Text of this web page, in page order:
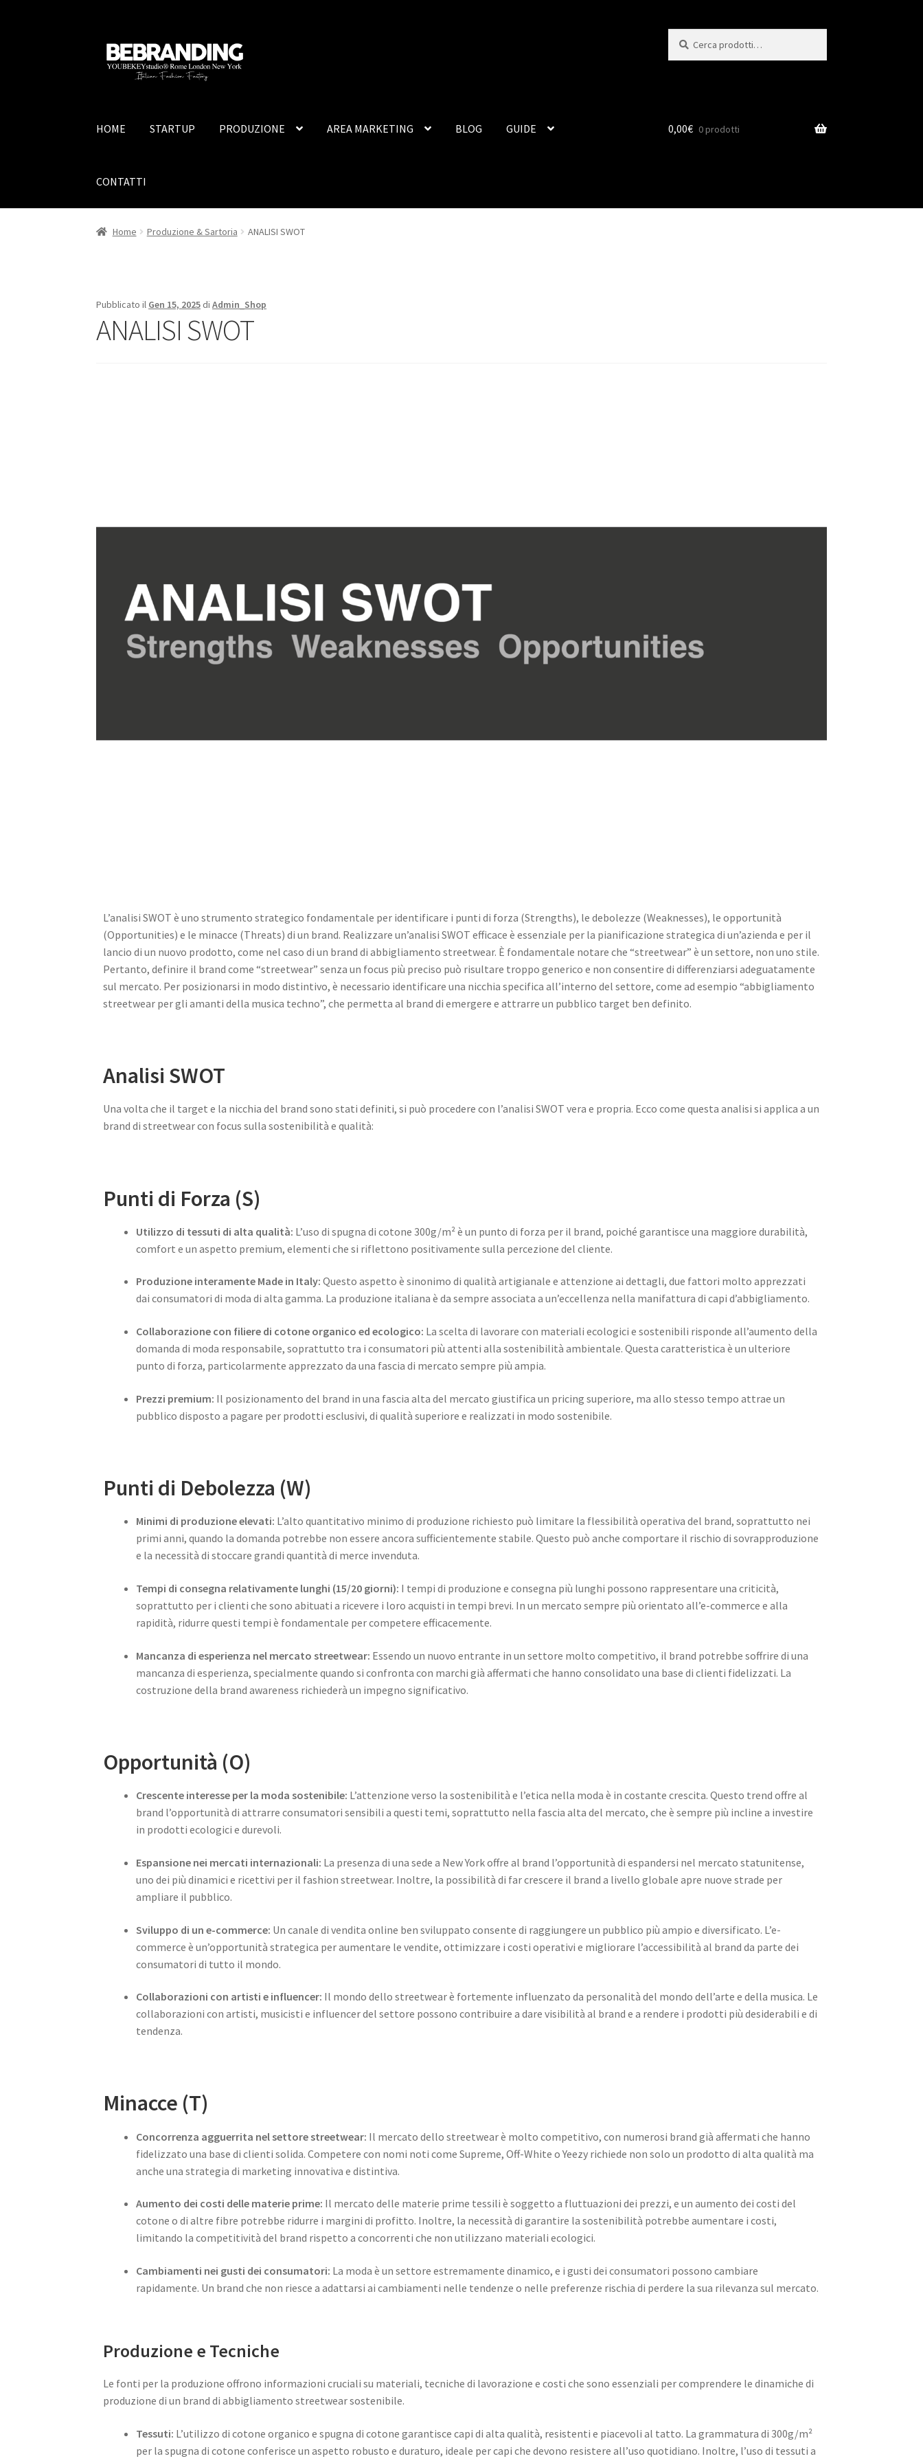
HOME STARTUP PRODUZIONE AREA MARKETING BLOG GUIDE
CONTATTI
0,00€ 0 prodotti
Home Produzione & Sartoria ANALISI SWOT
Pubblicato il Gen 15, 2025 diAdmin_Shop
ANALISI SWOT
L’analisi SWOT è uno strumento strategico fondamentale per identificare i punti di forza (Strengths), le debolezze (Weaknesses), le opportunità
(Opportunities) e le minacce (Threats) di un brand. Realizzare un’analisi SWOT efficace è essenziale per la pianificazione strategica di un’azienda e per il
lancio di un nuovo prodotto, come nel caso di un brand di abbigliamento streetwear. È fondamentale notare che “streetwear” è un settore, non uno stile.
Pertanto, definire il brand come “streetwear” senza un focus più preciso può risultare troppo generico e non consentire di differenziarsi adeguatamente
sul mercato. Per posizionarsi in modo distintivo, è necessario identificare una nicchia specifica all’interno del settore, come ad esempio “abbigliamento
streetwear per gli amanti della musica techno”, che permetta al brand di emergere e attrarre un pubblico target ben definito.
Analisi SWOT
Una volta che il target e la nicchia del brand sono stati definiti, si può procedere con l’analisi SWOT vera e propria. Ecco come questa analisi si applica a un
brand di streetwear con focus sulla sostenibilità e qualità:
Punti di Forza (S)
Utilizzo di tessuti di alta qualità: L’uso di spugna di cotone 300g/m² è un punto di forza per il brand, poiché garantisce una maggiore durabilità,
comfort e un aspetto premium, elementi che si riflettono positivamente sulla percezione del cliente.
Produzione interamente Made in Italy: Questo aspetto è sinonimo di qualità artigianale e attenzione ai dettagli, due fattori molto apprezzati
dai consumatori di moda di alta gamma. La produzione italiana è da sempre associata a un’eccellenza nella manifattura di capi d’abbigliamento.
Collaborazione con filiere di cotone organico ed ecologico: La scelta di lavorare con materiali ecologici e sostenibili risponde all’aumento della
domanda di moda responsabile, soprattutto tra i consumatori più attenti alla sostenibilità ambientale. Questa caratteristica è un ulteriore
punto di forza, particolarmente apprezzato da una fascia di mercato sempre più ampia.
Prezzi premium: Il posizionamento del brand in una fascia alta del mercato giustifica un pricing superiore, ma allo stesso tempo attrae un
pubblico disposto a pagare per prodotti esclusivi, di qualità superiore e realizzati in modo sostenibile.
Punti di Debolezza (W)
Minimi di produzione elevati: L’alto quantitativo minimo di produzione richiesto può limitare la flessibilità operativa del brand, soprattutto nei
primi anni, quando la domanda potrebbe non essere ancora sufficientemente stabile. Questo può anche comportare il rischio di sovrapproduzione
e la necessità di stoccare grandi quantità di merce invenduta.
Tempi di consegna relativamente lunghi (15/20 giorni): I tempi di produzione e consegna più lunghi possono rappresentare una criticità,
soprattutto per i clienti che sono abituati a ricevere i loro acquisti in tempi brevi. In un mercato sempre più orientato all’e-commerce e alla
rapidità, ridurre questi tempi è fondamentale per competere efficacemente.
Mancanza di esperienza nel mercato streetwear: Essendo un nuovo entrante in un settore molto competitivo, il brand potrebbe soffrire di una
mancanza di esperienza, specialmente quando si confronta con marchi già affermati che hanno consolidato una base di clienti fidelizzati. La
costruzione della brand awareness richiederà un impegno significativo.
Opportunità (O)
Crescente interesse per la moda sostenibile: L’attenzione verso la sostenibilità e l’etica nella moda è in costante crescita. Questo trend offre al
brand l’opportunità di attrarre consumatori sensibili a questi temi, soprattutto nella fascia alta del mercato, che è sempre più incline a investire
in prodotti ecologici e durevoli.
Espansione nei mercati internazionali: La presenza di una sede a New York offre al brand l’opportunità di espandersi nel mercato statunitense,
uno dei più dinamici e ricettivi per il fashion streetwear. Inoltre, la possibilità di far crescere il brand a livello globale apre nuove strade per
ampliare il pubblico.
Sviluppo di un e-commerce: Un canale di vendita online ben sviluppato consente di raggiungere un pubblico più ampio e diversificato. L’e-
commerce è un’opportunità strategica per aumentare le vendite, ottimizzare i costi operativi e migliorare l’accessibilità al brand da parte dei
consumatori di tutto il mondo.
Collaborazioni con artisti e influencer: Il mondo dello streetwear è fortemente influenzato da personalità del mondo dell’arte e della musica. Le
collaborazioni con artisti, musicisti e influencer del settore possono contribuire a dare visibilità al brand e a rendere i prodotti più desiderabili e di
tendenza.
Minacce (T)
Concorrenza agguerrita nel settore streetwear: Il mercato dello streetwear è molto competitivo, con numerosi brand già affermati che hanno
fidelizzato una base di clienti solida. Competere con nomi noti come Supreme, Off-White o Yeezy richiede non solo un prodotto di alta qualità ma
anche una strategia di marketing innovativa e distintiva.
Aumento dei costi delle materie prime: Il mercato delle materie prime tessili è soggetto a fluttuazioni dei prezzi, e un aumento dei costi del
cotone o di altre fibre potrebbe ridurre i margini di profitto. Inoltre, la necessità di garantire la sostenibilità potrebbe aumentare i costi,
limitando la competitività del brand rispetto a concorrenti che non utilizzano materiali ecologici.
Cambiamenti nei gusti dei consumatori: La moda è un settore estremamente dinamico, e i gusti dei consumatori possono cambiare
rapidamente. Un brand che non riesce a adattarsi ai cambiamenti nelle tendenze o nelle preferenze rischia di perdere la sua rilevanza sul mercato.
Produzione e Tecniche
Le fonti per la produzione offrono informazioni cruciali su materiali, tecniche di lavorazione e costi che sono essenziali per comprendere le dinamiche di
produzione di un brand di abbigliamento streetwear sostenibile.
Tessuti: L’utilizzo di cotone organico e spugna di cotone garantisce capi di alta qualità, resistenti e piacevoli al tatto. La grammatura di 300g/m²
per la spugna di cotone conferisce un aspetto robusto e duraturo, ideale per capi che devono resistere all’uso quotidiano. Inoltre, l’uso di tessuti a